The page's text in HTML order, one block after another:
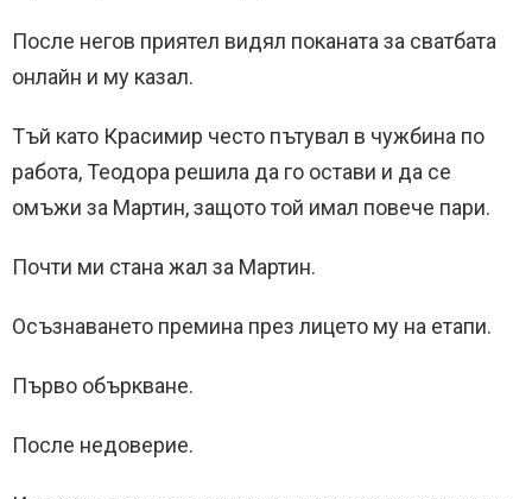
После негов приятел видял поканата за сватбата
онлайн и му казал.
Тъй като Красимир често пътувал в чужбина по
работа, Теодора решила да го остави и да се
омъжи за Мартин, защото той имал повече пари.
Почти ми стана жал за Мартин.
Осъзнаването премина през лицето му на етапи.
Първо объркване.
После недоверие.